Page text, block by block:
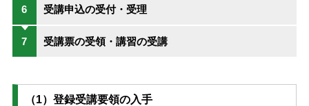
6 受講申込の受付・受理
7 受講票の受領・講習の受講
（1）登録受講要領の入手